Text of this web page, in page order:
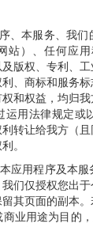
本服务、我们
站）、任何应
版权、专利、
、商标和服务
和权益，均归
运用法律规定或
转让给我方（
。
用程序及本服
们仅授权您出
其页面的副本。
业用途为目的